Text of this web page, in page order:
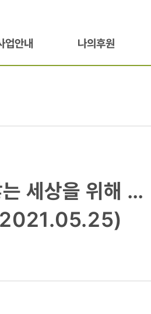
업안내 나의후원
세상을 위해 …
(2021.05.25)